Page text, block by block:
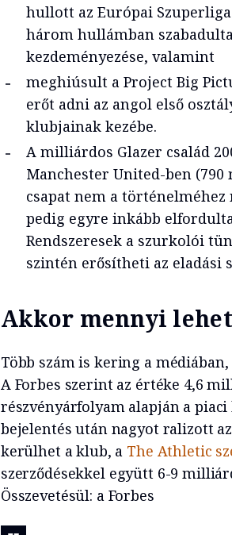
hullott az Európai
három hullámban
kezdeményezése, valamint
meghiúsult a Project Big
erőt adni az angol első
klubjainak kezébe.
A milliárdos Glazer család
Manchester United-ben
csapat nem a
pedig egyre inkább
Rendszeresek a szurkolói
szintén erősítheti az eladási
Akkor mennyi
Több szám is kering a
A Forbes szerint az értéke 4,6
részvényárfolyam alapján a
bejelentés után nagyot ralizott
kerülhet a klub, a The Athletic
szerződésekkel együtt 6-9
Összevetésül: a Forbes